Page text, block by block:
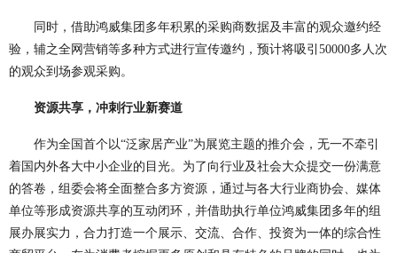
同时，借助鸿威集团多年积累的采购商数据及丰富的观众邀约经
验，辅之全网营销等多种方式进行宣传邀约，预计将吸引50000多人次
的观众到场参观采购。
资源共享，冲刺行业新赛道
作为全国首个以“泛家居产业”为展览主题的推介会，无一不牵引
着国内外各大中小企业的目光。为了向行业及社会大众提交一份满意
的答卷，组委会将全面整合多方资源，通过与各大行业商协会、媒体
单位等形成资源共享的互动闭环，并借助执行单位鸿威集团多年的组
展办展实力，合力打造一个展示、交流、合作、投资为一体的综合性